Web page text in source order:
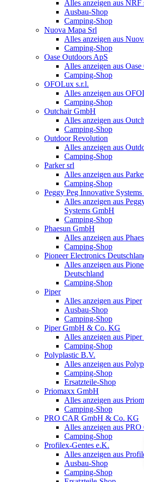
Alles anzeigen aus NRF
Ausbau-Shop
Camping-Shop
Nuova Mapa Srl
Alles anzeigen aus
Camping-Shop
Oase Outdoors ApS
Alles anzeigen aus
Camping-Shop
OFOLux s.r.l.
Alles anzeigen aus
Camping-Shop
Outchair GmbH
Alles anzeigen aus
Camping-Shop
Outdoor Revolution
Alles anzeigen aus
Camping-Shop
Parker srl
Alles anzeigen aus
Camping-Shop
Peggy Peg Innovative
Alles anzeigen aus
Systems GmbH
Camping-Shop
Phaesun GmbH
Alles anzeigen aus
Camping-Shop
Pioneer Electronics
Alles anzeigen aus
Deutschland
Camping-Shop
Piper
Alles anzeigen aus Piper
Ausbau-Shop
Camping-Shop
Piper GmbH & Co. KG
Alles anzeigen aus
Camping-Shop
Polyplastic B.V.
Alles anzeigen aus
Camping-Shop
Ersatzteile-Shop
Priomaxx GmbH
Alles anzeigen aus
Camping-Shop
PRO CAR GmbH & Co. KG
Alles anzeigen aus
Camping-Shop
Profilex-Gentes e.K.
Alles anzeigen aus
Ausbau-Shop
Camping-Shop